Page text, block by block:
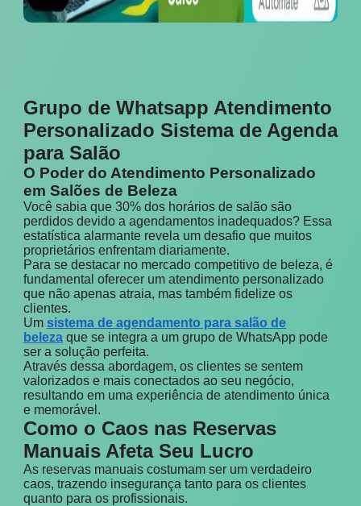
Grupo de Whatsapp Atendimento
Personalizado Sistema de Agenda
para Salão
O Poder do Atendimento Personalizado
em Salões de Beleza
Você sabia que 30% dos horários de salão são
perdidos devido a agendamentos inadequados? Essa
estatística alarmante revela um desafio que muitos
proprietários enfrentam diariamente.
Para se destacar no mercado competitivo de beleza, é
fundamental oferecer um atendimento personalizado
que não apenas atraia, mas também fidelize os
clientes.
Um sistema de agendamento para salão de
belezaque se integra a um grupo de WhatsApp pode
ser a solução perfeita.
Através dessa abordagem, os clientes se sentem
valorizados e mais conectados ao seu negócio,
resultando em uma experiência de atendimento única
e memorável.
Como o Caos nas Reservas
Manuais Afeta Seu Lucro
As reservas manuais costumam ser um verdadeiro
caos, trazendo insegurança tanto para os clientes
quanto para os profissionais.